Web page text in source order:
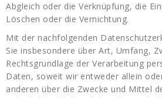
Abgleich oder die Verknüpfung, die
Löschen oder die Vernichtung.
Mit der nachfolgenden
Sie insbesondere über Art, Umfang,
Rechtsgrundlage der Verarbeitung
Daten, soweit wir entweder allein
anderen über die Zwecke und Mittel